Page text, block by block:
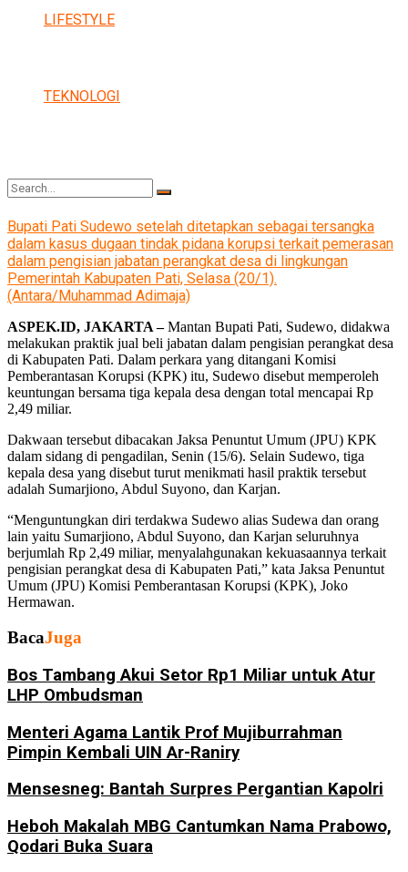
LIFESTYLE
TEKNOLOGI
No Result
View All Result
Bupati Pati Sudewo setelah ditetapkan sebagai tersangka
dalam kasus dugaan tindak pidana korupsi terkait pemerasan
dalam pengisian jabatan perangkat desa di lingkungan
Pemerintah Kabupaten Pati, Selasa (20/1).
(Antara/Muhammad Adimaja)
ASPEK.ID, JAKARTA –Mantan Bupati Pati, Sudewo, didakwa
melakukan praktik jual beli jabatan dalam pengisian perangkat desa
di Kabupaten Pati. Dalam perkara yang ditangani Komisi
Pemberantasan Korupsi (KPK) itu, Sudewo disebut memperoleh
keuntungan bersama tiga kepala desa dengan total mencapai Rp
2,49 miliar.
Dakwaan tersebut dibacakan Jaksa Penuntut Umum (JPU) KPK
dalam sidang di pengadilan, Senin (15/6). Selain Sudewo, tiga
kepala desa yang disebut turut menikmati hasil praktik tersebut
adalah Sumarjiono, Abdul Suyono, dan Karjan.
“Menguntungkan diri terdakwa Sudewo alias Sudewa dan orang
lain yaitu Sumarjiono, Abdul Suyono, dan Karjan seluruhnya
berjumlah Rp 2,49 miliar, menyalahgunakan kekuasaannya terkait
pengisian perangkat desa di Kabupaten Pati,” kata Jaksa Penuntut
Umum (JPU) Komisi Pemberantasan Korupsi (KPK), Joko
Hermawan.
BacaJuga
Bos Tambang Akui Setor Rp1 Miliar untuk Atur
LHP Ombudsman
Menteri Agama Lantik Prof Mujiburrahman
Pimpin Kembali UIN Ar-Raniry
Mensesneg: Bantah Surpres Pergantian Kapolri
Heboh Makalah MBG Cantumkan Nama Prabowo,
Qodari Buka Suara